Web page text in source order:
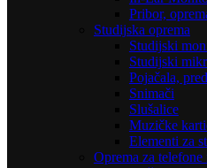
Pribor,
Studijska oprema
Studijski
Studijski
Pojačala,
Snimači
Slušalice
Muzičke
Elementi za
Oprema za telefone